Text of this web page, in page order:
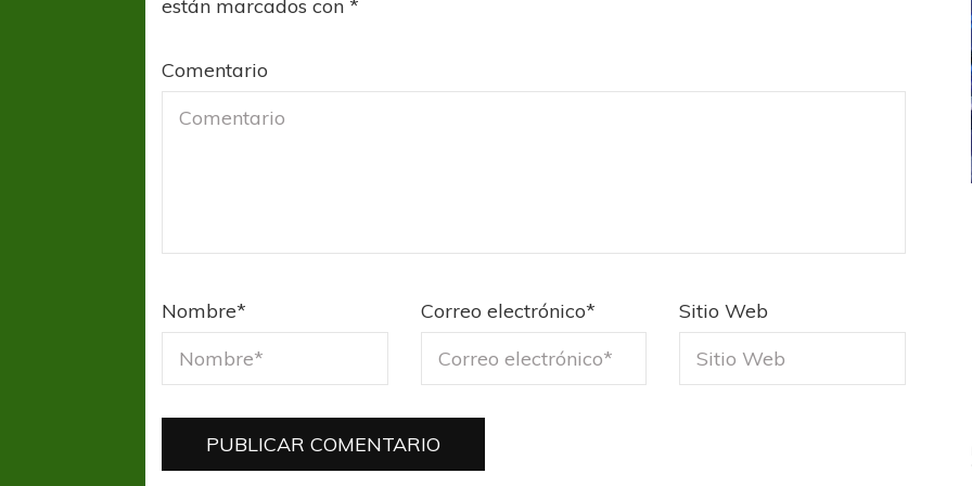
están marcados con*
Comentario
Nombre* Correo electrónico* Sitio Web
COPA SUDAMERICANA TIGRE
A pesar de la derrota Tigre avanzó a
Octavos de Final